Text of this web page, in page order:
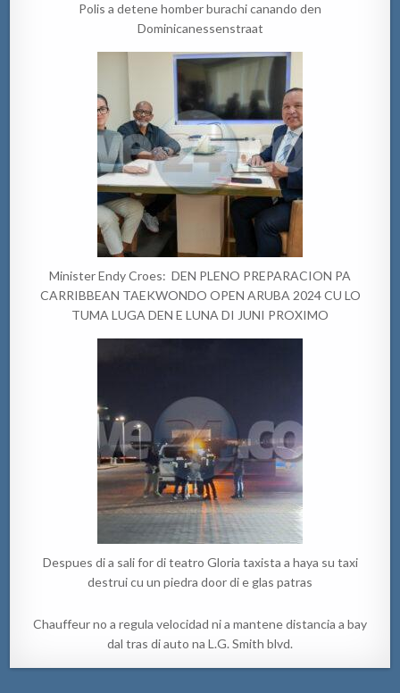
Polis a detene homber burachi canando den
Dominicanessenstraat
Minister Endy Croes: DEN PLENO PREPARACION PA
CARRIBBEAN TAEKWONDO OPEN ARUBA 2024 CU LO
TUMA LUGA DEN E LUNA DI JUNI PROXIMO
Despues di a sali for di teatro Gloria taxista a haya su taxi
destrui cu un piedra door di e glas patras
Chauffeur no a regula velocidad ni a mantene distancia a bay
dal tras di auto na L.G. Smith blvd.